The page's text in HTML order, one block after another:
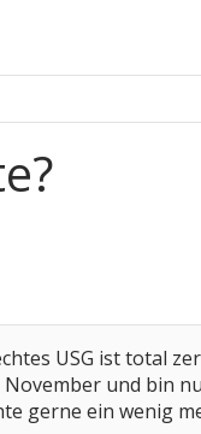
USG ist total
und bin
gerne ein wenig